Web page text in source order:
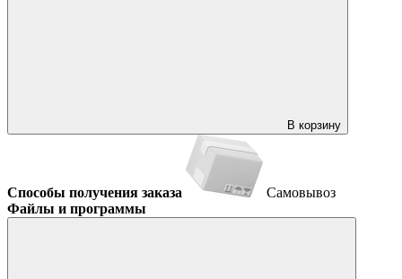
В корзину
Способы получения заказа
Самовывоз
Файлы и программы